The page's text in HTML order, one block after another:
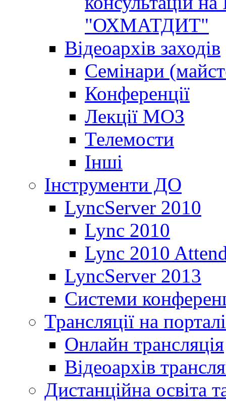
"ОХМАТДИТ"
Відеоархів заходів
Семінари
Конференції
Лекції МОЗ
Телемости
Інші
Інструменти ДО
LyncServer 2010
Lync 2010
Lync 2010
LyncServer 2013
Системи
Трансляції на порталі
Онлайн трансляція
Відеоархів
Дистанційна освіта